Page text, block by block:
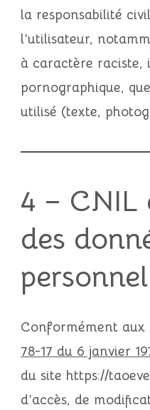
la responsabilité
l’utilisateur,
à caractère
pornographique,
utilisé (texte,
4 – CNIL
des
Conformément aux
78-17 du 6 janvier
du site https://
d’accès, de